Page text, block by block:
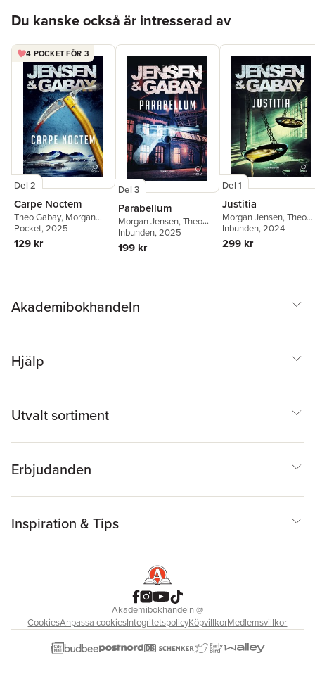
Du kanske också är intresserad av
4 POCKET FÖR 3
Del 2
Carpe Noctem
Theo Gabay, Morgan
Jensen
Pocket, 2025
129 kr
Del 3
Parabellum
Morgan Jensen, Theo
Gabay
Inbunden, 2025
199 kr
Del 1
Justitia
Morgan Jensen,Theo
Gabay
Inbunden, 2024
299 kr
Akademibokhandeln
Hjälp
Utvalt sortiment
Erbjudanden
Inspiration & Tips
Akademibokhandeln@
CookiesAnpassa cookiesIntegritetspolicyKöpvillkorMedlemsvillkor